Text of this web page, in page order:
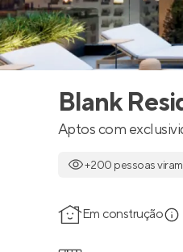
Blank
Aptos com
+200 pessoas
Em construção